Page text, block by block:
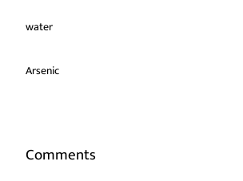
water
Arsenic
Comments